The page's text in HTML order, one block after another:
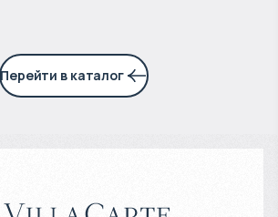
Перейти в каталог